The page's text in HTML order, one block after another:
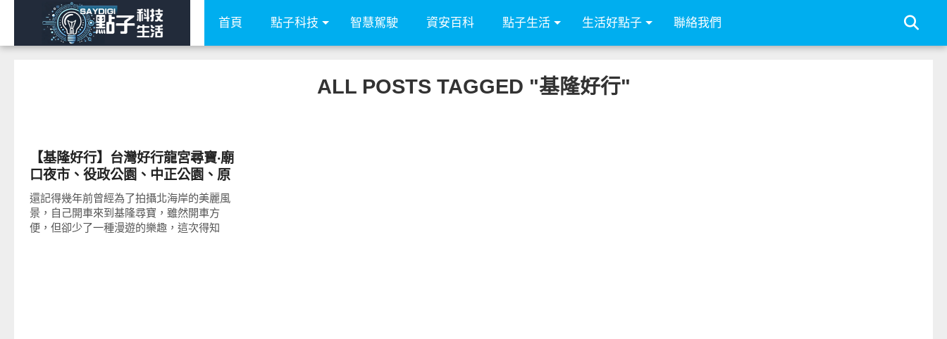
首頁 點子科技 智慧駕駛 資安百科 點子生活 生活好點子 聯絡我們
ALL POSTS TAGGED "基隆好行"
【基隆好行】台灣好行龍宮尋寶‧廟
口夜市、役政公園、中正公園、原
住民文化會館、和平島公園、漁貨
直銷中心(碧砂休閒港區)、國立海洋
科技博物館、深澳漁港、瑞芳火車
還記得幾年前曾經為了拍攝北海岸的美麗風
景，自己開車來到基隆尋寶，雖然開車方
便，但卻少了一種漫遊的樂趣，這次得知